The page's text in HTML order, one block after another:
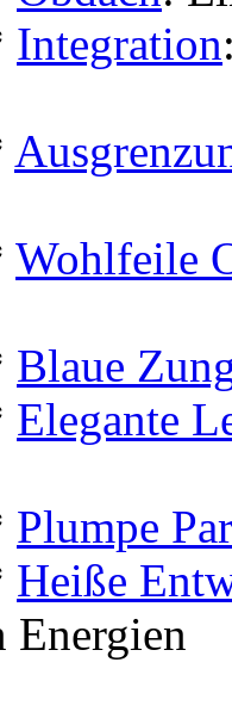
Integration
Wohlfeile
Blaue
Elegante
Plumpe
Heiße
Energien